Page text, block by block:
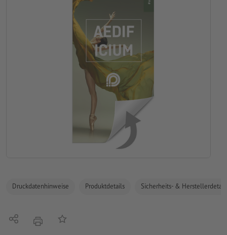
Druckdatenhinweise Produktdetails Sicherheits- &
Teilen DruckenAuf die Merkliste